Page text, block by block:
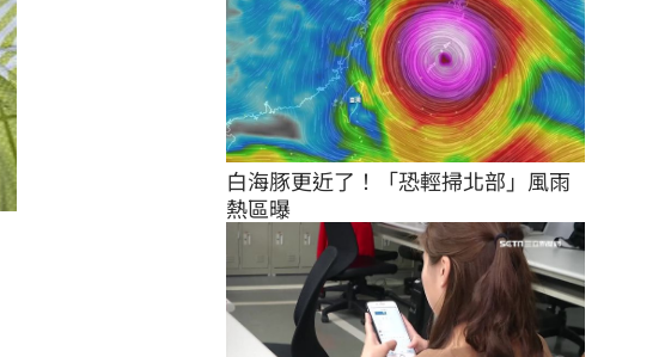
白海豚更近了！「恐輕掃北部」風雨
熱區曝